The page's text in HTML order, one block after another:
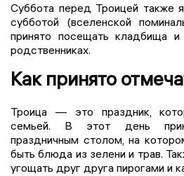
Суббота перед Троицей также
субботой (вселенской
принято посещать кладбища
родственниках.
Как принято
Троица — это праздник,
семьей. В этот день
праздничным столом, на
быть блюда из зелени и трав.
угощать друг друга пирогами и